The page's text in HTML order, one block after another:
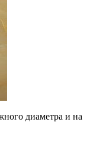
диаметра и на